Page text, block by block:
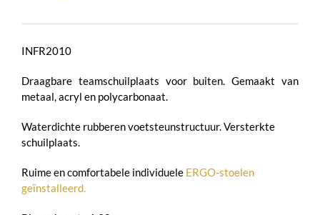
INFR2010
Draagbare teamschuilplaats voor buiten. Gemaakt van
metaal, acryl en polycarbonaat.
Waterdichte rubberen voetsteunstructuur. Versterkte
schuilplaats.
Ruime en comfortabele individuele ERGO-stoelen
geïnstalleerd.